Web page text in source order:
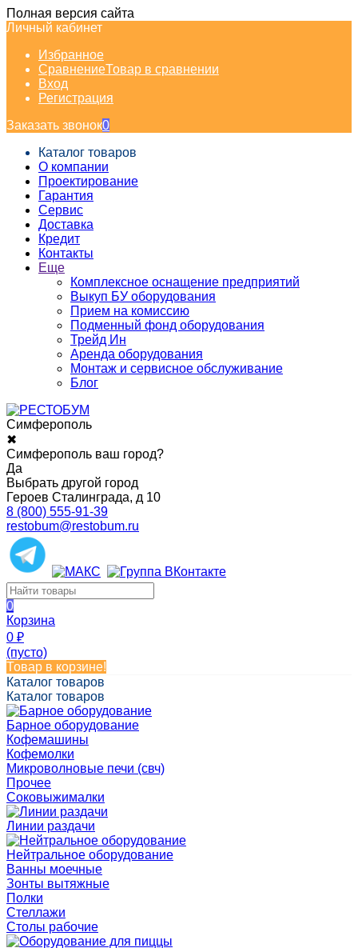
Полная версия сайта
Личный кабинет
Избранное
СравнениеТовар в сравнении
Вход
Регистрация
Заказать звонок0
Каталог товаров
О компании
Проектирование
Гарантия
Сервис
Доставка
Кредит
Контакты
Еще
Комплексное оснащение предприятий
Выкуп БУ оборудования
Прием на комиссию
Подменный фонд оборудования
Трейд Ин
Аренда оборудования
Монтаж и сервисное обслуживание
Блог
Симферополь
✖
Симферополь ваш город?
Да
Выбрать другой город
Героев Сталинграда, д 10
8 (800) 555-91-39
restobum@restobum.ru
0
Корзина
0 ₽
(пусто)
Товар в корзине!
Каталог товаров
Каталог товаров
Барное оборудование
Кофемашины
Кофемолки
Микроволновые печи (свч)
Прочее
Соковыжималки
Линии раздачи
Нейтральное оборудование
Ванны моечные
Зонты вытяжные
Полки
Стеллажи
Столы рабочие